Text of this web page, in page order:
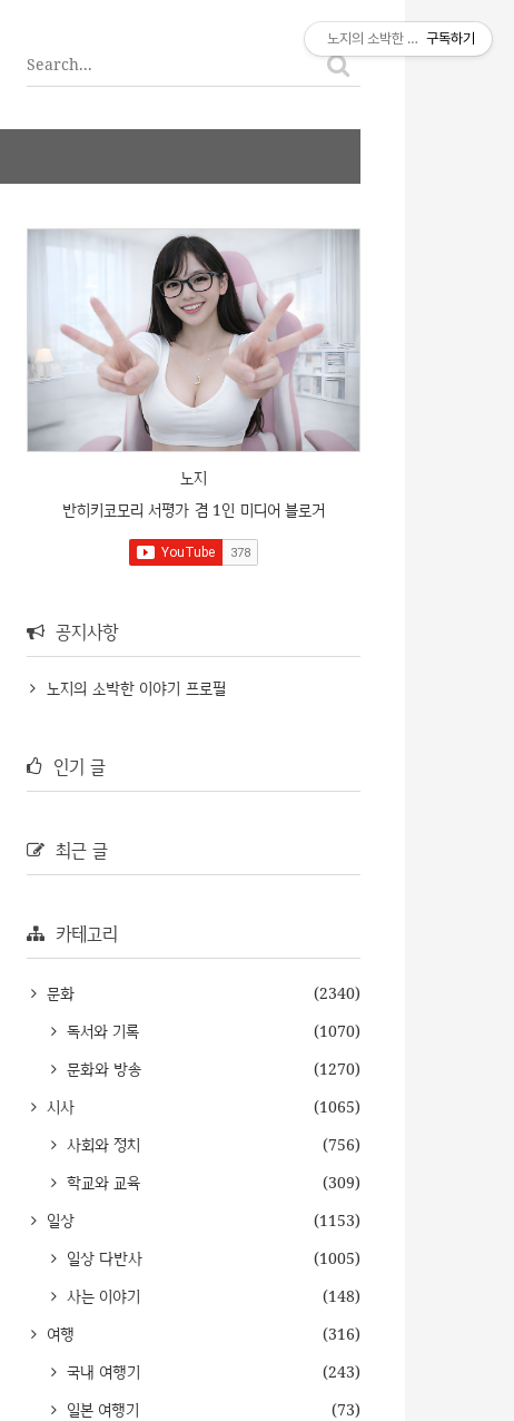
노지
반히키코모리 서평가 겸 1인 미디어 블로거
공지사항
노지의 소박한 이야기 프로필
인기 글
최근 글
카테고리
문화
(2340)
독서와 기록
(1070)
문화와 방송
(1270)
시사
(1065)
사회와 정치
(756)
학교와 교육
(309)
일상
(1153)
일상 다반사
(1005)
사는 이야기
(148)
여행
(316)
국내 여행기
(243)
일본 여행기
(73)
노지의 소박한 이야기구독하기